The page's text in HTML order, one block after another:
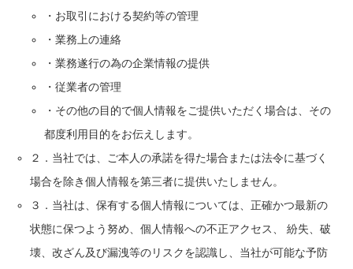
・お取引における契約等の管理
・業務上の連絡
・業務遂行の為の企業情報の提供
・従業者の管理
・その他の目的で個人情報をご提供いただく場合は、その
都度利用目的をお伝えします。
２．当社では、ご本人の承諾を得た場合または法令に基づく
場合を除き個人情報を第三者に提供いたしません。
３．当社は、保有する個人情報については、正確かつ最新の
状態に保つよう努め、個人情報への不正アクセス、 紛失、破
壊、改ざん及び漏洩等のリスクを認識し、当社が可能な予防